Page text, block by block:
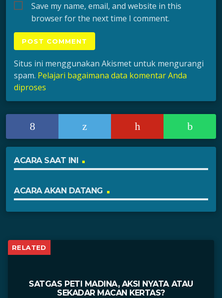
Save my name, email, and website in this
browser for the next time I comment.
Situs ini menggunakan Akismet untuk mengurangi
spam. Pelajari bagaimana data komentar Anda
diproses
ACARA SAAT INI
ACARA AKAN DATANG
RELATED
SATGAS PETI MADINA, AKSI NYATA ATAU
SEKADAR MACAN KERTAS?